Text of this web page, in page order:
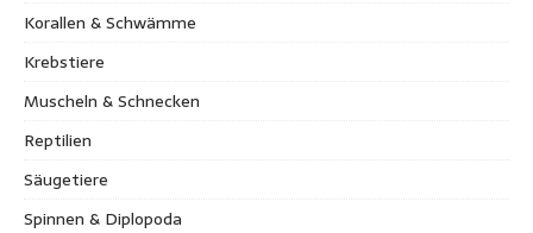
Korallen & Schwämme
Krebstiere
Muscheln & Schnecken
Reptilien
Säugetiere
Spinnen & Diplopoda